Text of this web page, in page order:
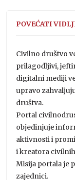
POVEĆATI
Civilno društvo
prilagodljivi,
digitalni mediji
upravo
društva.
Portal
objedinjuje
aktivnosti i
i kreatora
Misija portala je
zajednici.